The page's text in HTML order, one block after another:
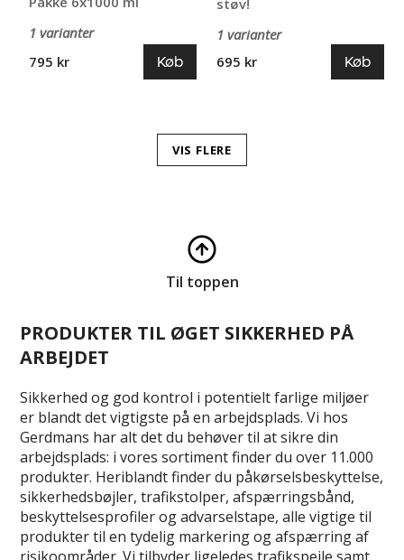
1 varianter
795 kr
Køb
1 varianter
695 kr
Køb
VIS FLERE
Til toppen
PRODUKTER TIL ØGET SIKKERHED PÅ
ARBEJDET
Sikkerhed og god kontrol i potentielt farlige miljøer
er blandt det vigtigste på en arbejdsplads. Vi hos
Gerdmans har alt det du behøver til at sikre din
arbejdsplads: i vores sortiment finder du over 11.000
produkter. Heriblandt finder du påkørselsbeskyttelse,
sikkerhedsbøjler, trafikstolper, afspærringsbånd,
beskyttelsesprofiler og advarselstape, alle vigtige til
produkter til en tydelig markering og afspærring af